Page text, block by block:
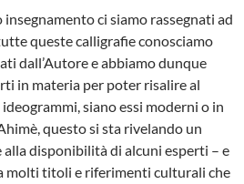
ci siamo rassegnati ad
queste calligrafie conosciamo
dall’Autore e abbiamo dunque
in materia per poter risalire al
siano essi moderni o in
questo si sta rivelando un
alla disponibilità di alcuni esperti – e
molti titoli e riferimenti culturali che